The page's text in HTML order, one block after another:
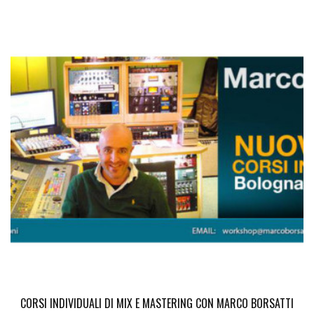
CORSI INDIVIDUALI DI MIX E MASTERING CON MARCO BORSATTI